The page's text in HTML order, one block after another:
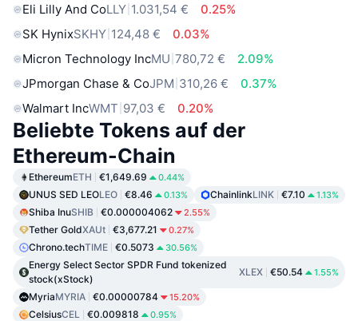
Eli Lilly And CoLLY 1.031,54 €
0.25%
SK HynixSKHY 124,48 €
0.03%
Micron Technology IncMU 780,72 €
2.09%
JPmorgan Chase & CoJPM 310,26 €
0.37%
Walmart IncWMT 97,03 € 0.20%
Beliebte Tokens auf der
Ethereum-Chain
EthereumETH €1,649.69 0.44%
UNUS SED LEOLEO €8.46 0.13% ChainlinkLINK €7.10 1.13%
Shiba InuSHIB €0.000004062 2.55%
Tether GoldXAUt €3,677.21 0.27%
Chrono.techTIME €0.5073 30.56%
Energy Select Sector SPDR Fund tokenized
stock(xStock)
XLEX €50.54 1.55%
MyriaMYRIA €0.00000784 15.20%
CelsiusCEL €0.009818 0.95%